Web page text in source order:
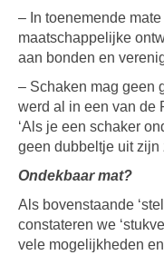
– In toenemende
maatschappelijke
aan bonden en
– Schaken mag geen
werd al in een van de
‘Als je een schaker
geen dubbeltje uit zijn
Ondekbaar mat?
Als bovenstaande
constateren we
vele mogelijkheden